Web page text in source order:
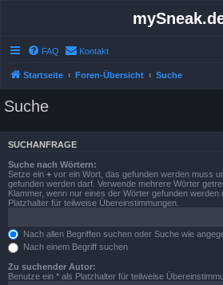
FAQ Kontakt
Startseite Foren-Übersicht Suche
Suche
SUCHANFRAGE
Suche nach Wörtern:
Setze ein + vor ein Wort, das gefunden werden muss
gefunden werden darf. Verwende mehrere Wörter
Klammer, wenn nur eines der Wörter gefunden werden
Platzhalter für teilweise Übereinstimmungen.
Nach allen Begriffen suchen oder Suche wie
Nach einem Begriff suchen
Zu suchender Autor:
Benutze ein * als Platzhalter für teilweise